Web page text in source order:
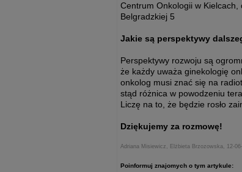
Centrum Onkologii w
Belgradzkiej 5
Jakie są perspektywy
Perspektywy rozwoju są
że każdy uważa ginekologię
onkolog musi znać się na
stąd różnica w powodzeniu
Liczę na to, że będzie rosło
Dziękujemy za rozmowę!
Adriana Misiewicz, Elżbieta Brzozowska, 12-
Poinformuj znajomych o tym artykule: